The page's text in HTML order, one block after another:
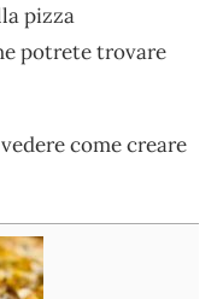
pizza
potrete trovare
come creare